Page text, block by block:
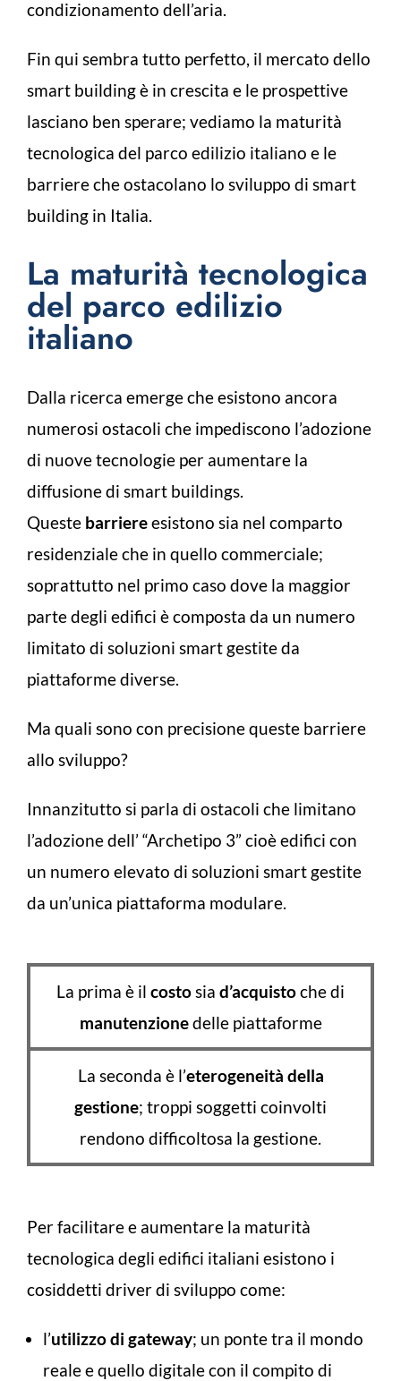
condizionamento dell’aria.
Fin qui sembra tutto perfetto, il mercato dello
smart building è in crescita e le prospettive
lasciano ben sperare; vediamo la maturità
tecnologica del parco edilizio italiano e le
barriere che ostacolano lo sviluppo di smart
building in Italia.
La maturità tecnologica
del parco edilizio
italiano
Dalla ricerca emerge che esistono ancora
numerosi ostacoli che impediscono l’adozione
di nuove tecnologie per aumentare la
diffusione di smart buildings.
Queste barriereesistono sia nel comparto
residenziale che in quello commerciale;
soprattutto nel primo caso dove la maggior
parte degli edifici è composta da un numero
limitato di soluzioni smart gestite da
piattaforme diverse.
Ma quali sono con precisione queste barriere
allo sviluppo?
Innanzitutto si parla di ostacoli che limitano
l’adozione dell’ “Archetipo 3” cioè edifici con
un numero elevato di soluzioni smart gestite
da un’unica piattaforma modulare.
La prima è il costosia d’acquistoche di
manutenzionedelle piattaforme
La seconda è l’eterogeneità della
gestione; troppi soggetti coinvolti
rendono difficoltosa la gestione.
Per facilitare e aumentare la maturità
tecnologica degli edifici italiani esistono i
cosiddetti driver di sviluppo come:
l’utilizzo di gateway; un ponte tra il mondo
reale e quello digitale con il compito di